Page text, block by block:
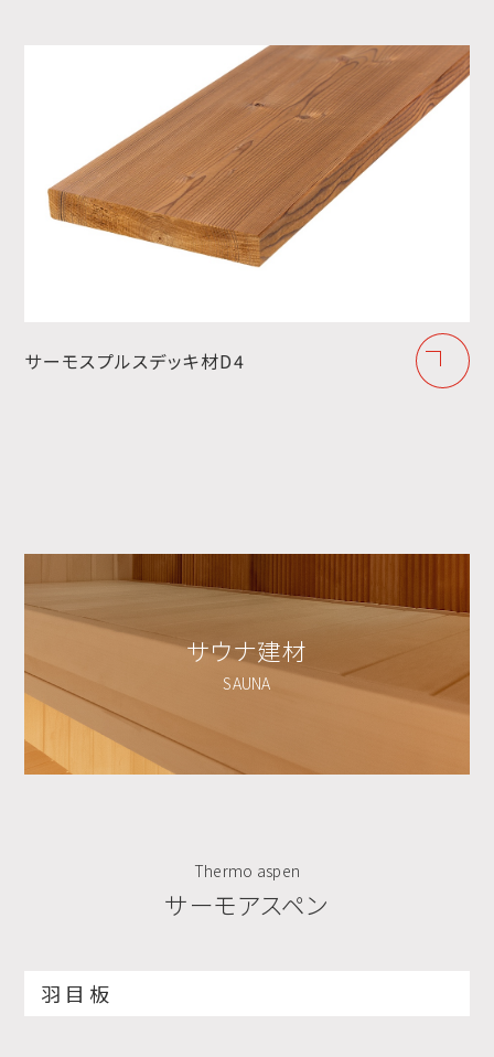
サーモスプルスデッキ材D4
サウナ建材
SAUNA
Thermo aspen
サーモアスペン
羽目板